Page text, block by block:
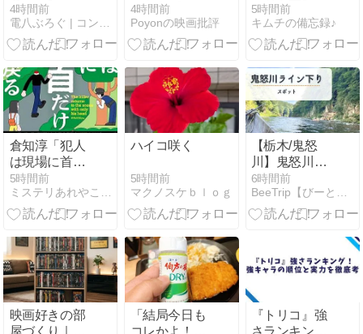
vol.239 映画
『GODZILLA』
(1998)完全網
ラ」から「神
(God)」が消え
た日？エメゴ
ジが遺した功
罪と令和の再
評価を徹底解
説・考察
4時間前
電八ぶろぐ | コンテンツ＆グルメ
4時間前
Poyonの映画批評
5時間前
キムチの備忘録♪
倉知淳「犯人
は現場に首だ
け戻る」
5時間前
ミステリあれやこれや
ハイコ咲く
5時間前
マクノスケｂｌｏｇ
【栃木/鬼怒
川】鬼怒川ラ
イン下りを徹
底レビュー！
予約・料金・
濡れる？
6時間前
BeeTrip【びーとりっぷ】
映画好きの部
屋づくり｜
「結局今日も
コレかよ！」
『トリコ』強
さランキン